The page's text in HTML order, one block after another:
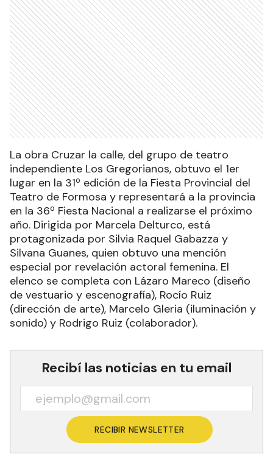
La obra Cruzar la calle, del grupo de teatro
independiente Los Gregorianos, obtuvo el 1er
lugar en la 31º edición de la Fiesta Provincial del
Teatro de Formosa y representará a la provincia
en la 36º Fiesta Nacional a realizarse el próximo
año. Dirigida por Marcela Delturco, está
protagonizada por Silvia Raquel Gabazza y
Silvana Guanes, quien obtuvo una mención
especial por revelación actoral femenina. El
elenco se completa con Lázaro Mareco (diseño
de vestuario y escenografía), Rocío Ruiz
(dirección de arte), Marcelo Gleria (iluminación y
sonido) y Rodrigo Ruiz (colaborador).
Recibí las noticias en tu email
RECIBIR NEWSLETTER